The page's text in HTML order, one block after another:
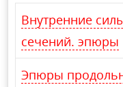
Внутренние
сечений. эпюры
Эпюры